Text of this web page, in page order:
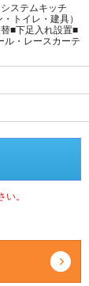
ステムキッチ
トイレ・建具）
■下足入れ設置■
ル・レースカーテ
。